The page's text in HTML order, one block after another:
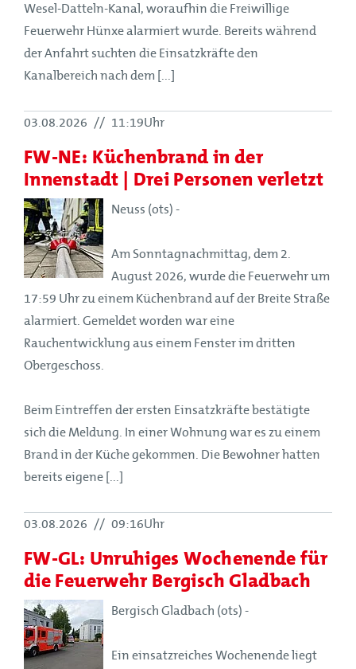
Wesel-Datteln-Kanal, woraufhin die Freiwillige
Feuerwehr Hünxe alarmiert wurde. Bereits während
der Anfahrt suchten die Einsatzkräfte den
Kanalbereich nach dem [...]
03.08.2026 // 11:19Uhr
FW-NE: Küchenbrand in der
Innenstadt | Drei Personen verletzt
Neuss (ots) -
Am Sonntagnachmittag, dem 2.
August 2026, wurde die Feuerwehr um
17:59 Uhr zu einem Küchenbrand auf der Breite Straße
alarmiert. Gemeldet worden war eine
Rauchentwicklung aus einem Fenster im dritten
Obergeschoss.
Beim Eintreffen der ersten Einsatzkräfte bestätigte
sich die Meldung. In einer Wohnung war es zu einem
Brand in der Küche gekommen. Die Bewohner hatten
bereits eigene [...]
03.08.2026 // 09:16Uhr
FW-GL: Unruhiges Wochenende für
die Feuerwehr Bergisch Gladbach
Bergisch Gladbach (ots) -
Ein einsatzreiches Wochenende liegt